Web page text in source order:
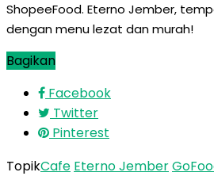
ShopeeFood. Eterno Jember,
dengan menu lezat dan murah!
Bagikan
Facebook
Twitter
Pinterest
TopikCafe Eterno Jember